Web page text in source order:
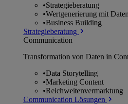
•Strategieberatung
•Wertgenerierung mit Daten
•Business Building
Strategieberatung
Communication
Transformation von Daten in
•Data Storytelling
•Marketing Content
•Reichweitenvermarktung
Communication Lösungen